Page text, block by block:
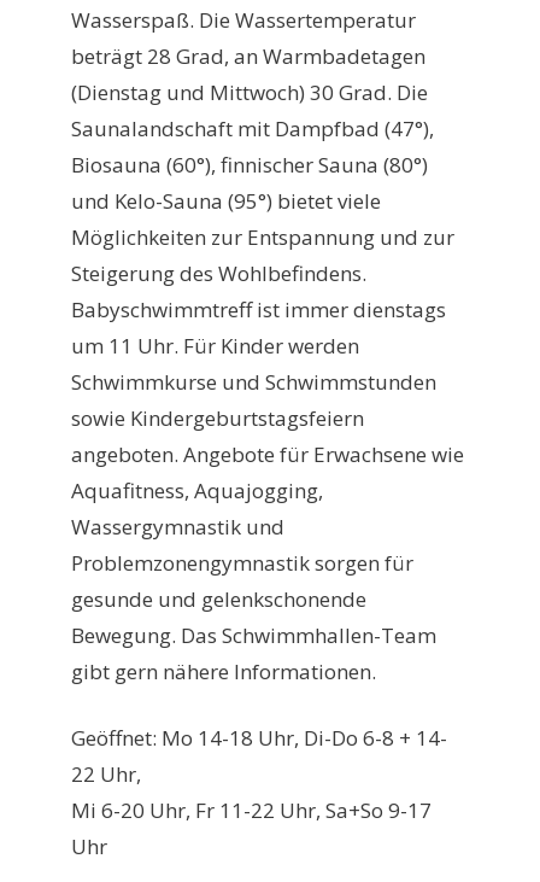
Wasserspaß. Die Wassertemperatur
beträgt 28 Grad, an Warmbadetagen
(Dienstag und Mittwoch) 30 Grad. Die
Saunalandschaft mit Dampfbad (47°),
Biosauna (60°), finnischer Sauna (80°)
und Kelo-Sauna (95°) bietet viele
Möglichkeiten zur Entspannung und zur
Steigerung des Wohlbefindens.
Babyschwimmtreff ist immer dienstags
um 11 Uhr. Für Kinder werden
Schwimmkurse und Schwimmstunden
sowie Kindergeburtstagsfeiern
angeboten. Angebote für Erwachsene wie
Aquafitness, Aquajogging,
Wassergymnastik und
Problemzonengymnastik sorgen für
gesunde und gelenkschonende
Bewegung. Das Schwimmhallen-Team
gibt gern nähere Informationen.
Geöffnet: Mo 14-18 Uhr, Di-Do 6-8 + 14-
22 Uhr,
Mi 6-20 Uhr, Fr 11-22 Uhr, Sa+So 9-17
Uhr